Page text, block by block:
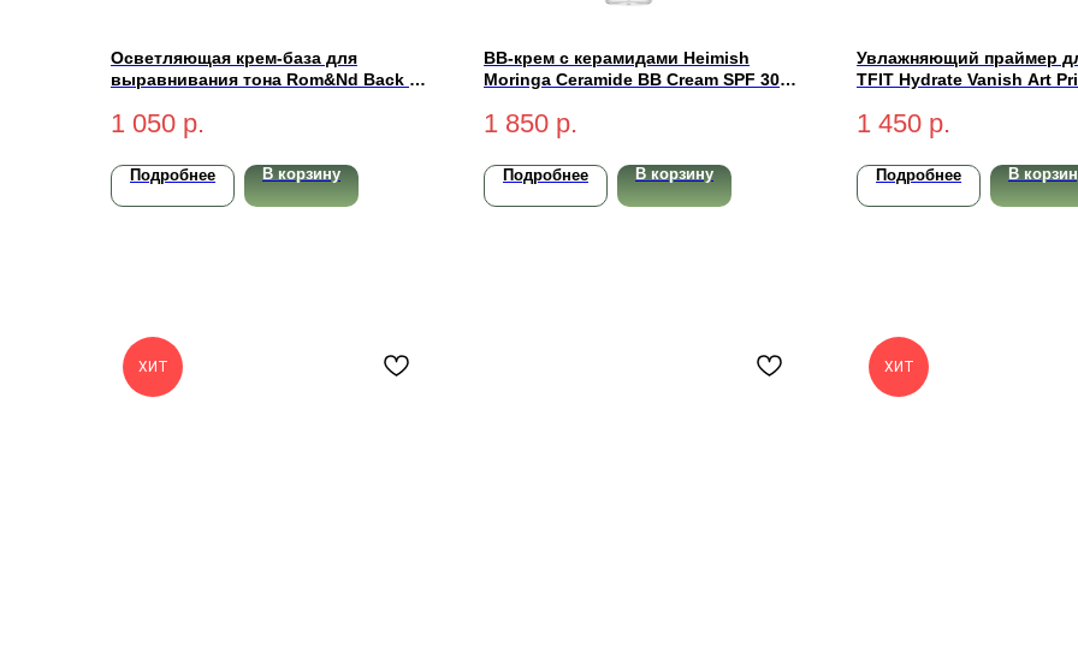
Осветляющая крем-база для
выравнивания тона Rom&Nd Back Me
1 050 р.
Подробнее В корзину
BB-крем с керамидами Heimish
Moringa Ceramide BB Cream SPF 30
1 850 р.
Подробнее В корзину
Увлажняющий праймер
TFIT Hydrate Vanish Art
1 450 р.
Подробнее В
ХИТ ХИТ